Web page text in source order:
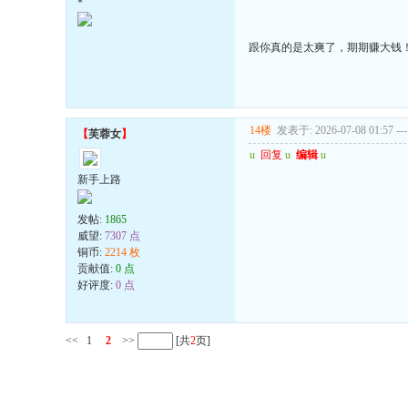
*
跟你真的是太爽了，期期赚大钱
【芙蓉女】
新手上路
发帖: 1865
威望: 7307 点
铜币: 2214 枚
贡献值: 0 点
好评度: 0 点
14楼 发表于: 2026-07-08 01:57 ---
u 回复 u 编辑 u
<< 1 2 >> [共2页]